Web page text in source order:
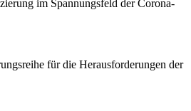
im Spannungsfeld der Corona-
für die Herausforderungen der